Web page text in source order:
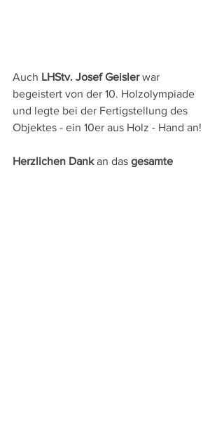
Auch LHStv. Josef Geisler war
begeistert von der 10. Holzolympiade
und legte bei der Fertigstellung des
Objektes - ein 10er aus Holz - Hand an!
Herzlichen Dank an das gesamte